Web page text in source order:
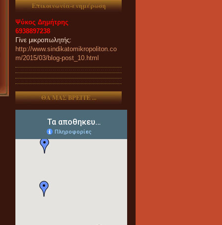
Επικοινωνία-ενημέρωση
Ψύκος Δημήτρης
6938897238
Γίνε μικροπωλητής:
http://www.sindikatomikropoliton.co
m/2015/03/blog-post_10.html
ΘΑ ΜΑΣ ΒΡΕΙΤΕ ...